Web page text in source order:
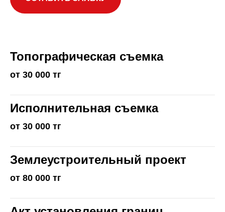
Топографическая съемка
от 30 000 тг
Исполнительная съемка
от 30 000 тг
Землеустроительный проект
от 80 000 тг